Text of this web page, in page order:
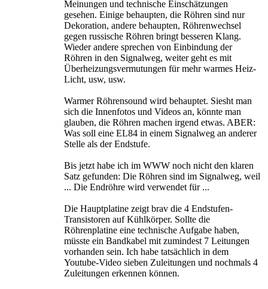
Meinungen und technische Einschätzungen
gesehen. Einige behaupten, die Röhren sind nur
Dekoration, andere behaupten, Röhrenwechsel
gegen russische Röhren bringt besseren Klang.
Wieder andere sprechen von Einbindung der
Röhren in den Signalweg, weiter geht es mit
Überheizungsvermutungen für mehr warmes Heiz-
Licht, usw, usw.
Warmer Röhrensound wird behauptet. Siesht man
sich die Innenfotos und Videos an, könnte man
glauben, die Röhren machen irgend etwas. ABER:
Was soll eine EL84 in einem Signalweg an anderer
Stelle als der Endstufe.
Bis jetzt habe ich im WWW noch nicht den klaren
Satz gefunden: Die Röhren sind im Signalweg, weil
... Die Endröhre wird verwendet für ...
Die Hauptplatine zeigt brav die 4 Endstufen-
Transistoren auf Kühlkörper. Sollte die
Röhrenplatine eine technische Aufgabe haben,
müsste ein Bandkabel mit zumindest 7 Leitungen
vorhanden sein. Ich habe tatsächlich in dem
Youtube-Video sieben Zuleitungen und nochmals 4
Zuleitungen erkennen können.